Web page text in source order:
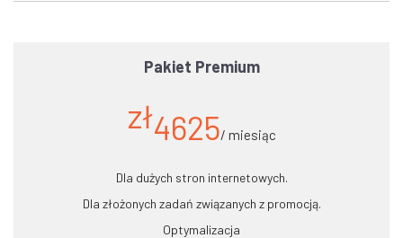
Pakiet Premium
zł4625/ miesiąc
Dla dużych stron internetowych.
Dla złożonych zadań związanych z promocją.
Optymalizacja